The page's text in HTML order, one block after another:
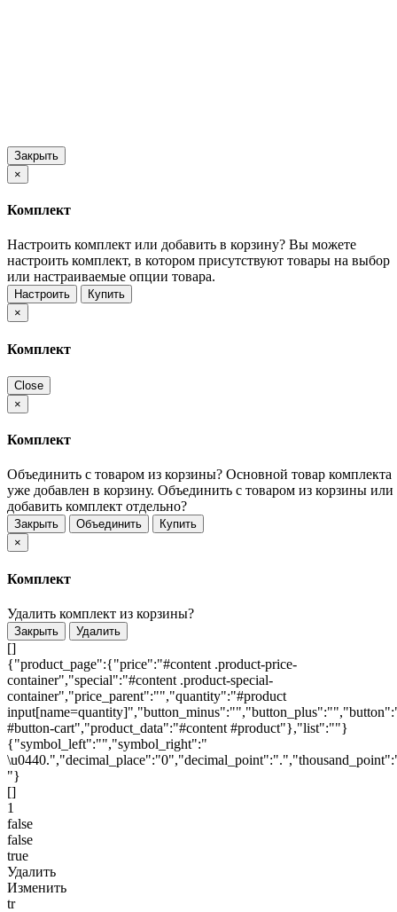
Закрыть
×
Комплект
Настроить комплект или добавить в корзину? Вы можете
настроить комплект, в котором присутствуют товары на выбор
или настраиваемые опции товара.
Настроить
Купить
×
Комплект
Close
×
Комплект
Объединить с товаром из корзины? Основной товар комплекта
уже добавлен в корзину. Объединить с товаром из корзины или
добавить комплект отдельно?
Закрыть Объединить
Купить
×
Комплект
Удалить комплект из корзины?
Закрыть Удалить
[]
{"product_page":{"price":"#content .product-price-
container","special":"#content .product-special-
container","price_parent":"","quantity":"#product
#button-cart","product_data":"#content #product"},"list":""}
{"symbol_left":"","symbol_right":"
"}
[]
1
false
false
true
Удалить
Изменить
tr